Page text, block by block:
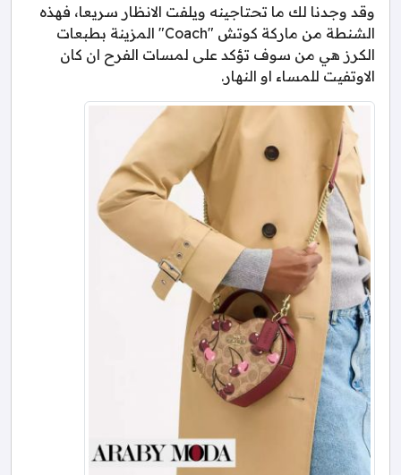
وقد وجدنا لك ما تحتاجينه ويلفت الانظار سريعا، فهذه
الشنطة من ماركة كوتش "Coach" المزينة بطبعات
الكرز هي من سوف تؤكد على لمسات الفرح ان كان
الاوتفيت للمساء او النهار.